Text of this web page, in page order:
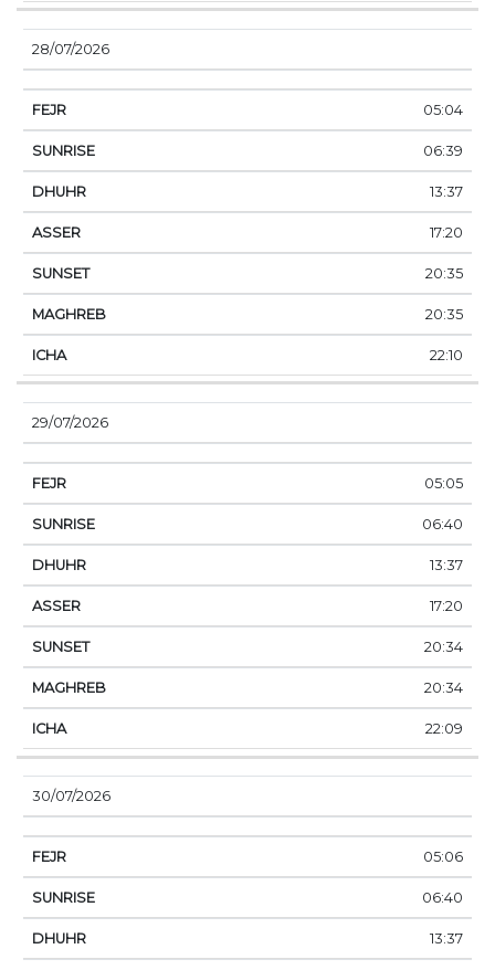
28/07/2026
05:04
06:39
13:37
17:20
20:35
20:35
22:10
29/07/2026
05:05
06:40
13:37
17:20
20:34
20:34
22:09
30/07/2026
05:06
06:40
13:37